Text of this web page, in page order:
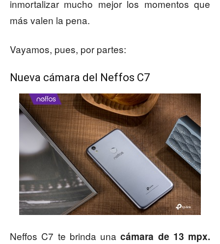
inmortalizar mucho mejor los momentos que
más valen la pena.
Vayamos, pues, por partes:
Nueva cámara del Neffos C7
Neffos C7 te brinda unacámara de 13 mpx.